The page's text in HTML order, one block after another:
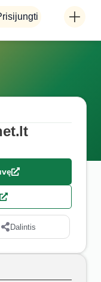
Dalintis